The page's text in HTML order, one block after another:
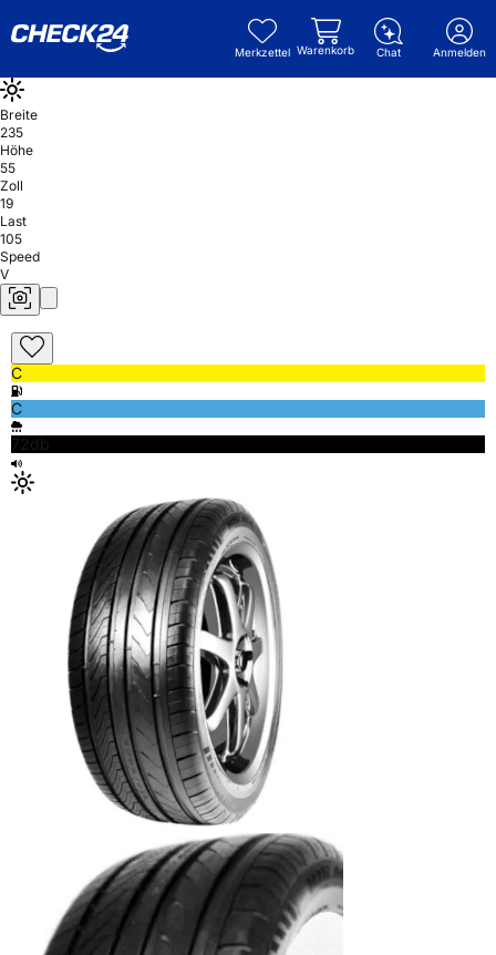
Merkzettel Warenkorb Chat Anmelden
Breite
235
Höhe
55
Zoll
19
Last
105
Speed
V
C
C
72db